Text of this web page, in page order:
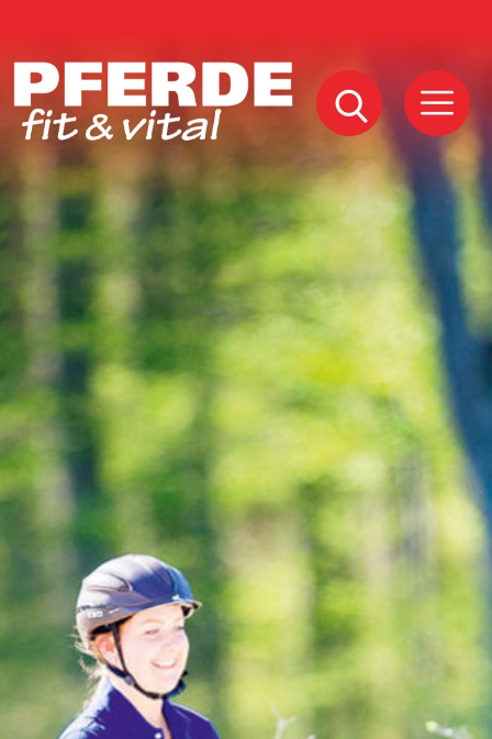
Pferde
Fit
Vital